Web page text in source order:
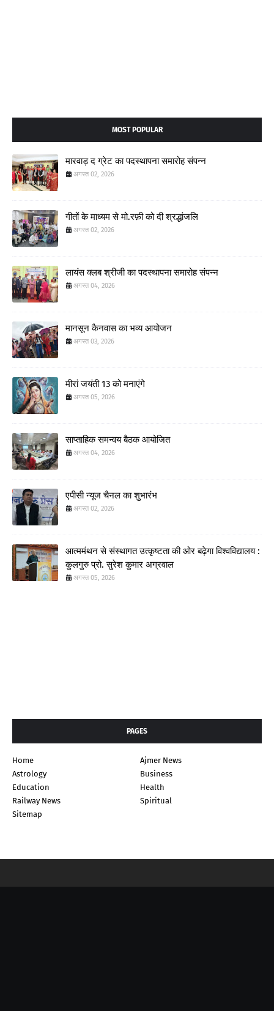
MOST POPULAR
मारवाड़ द ग्रेट का पदस्थापना समारोह संपन्न
अगस्त 02, 2026
गीतों के माध्यम से मो.रफ़ी को दी श्रद्धांजलि
अगस्त 02, 2026
लायंस क्लब श्रीजी का पदस्थापना समारोह संपन्न
अगस्त 04, 2026
मानसून कैनवास का भव्य आयोजन
अगस्त 03, 2026
मीरां जयंती 13 को मनाएंगे
अगस्त 05, 2026
साप्ताहिक समन्वय बैठक आयोजित
अगस्त 04, 2026
एपीसी न्यूज चैनल का शुभारंभ
अगस्त 02, 2026
आत्ममंथन से संस्थागत उत्कृष्टता की ओर बढ़ेगा विश्वविद्यालय :
कुलगुरु प्रो. सुरेश कुमार अग्रवाल
अगस्त 05, 2026
PAGES
Home
Ajmer News
Astrology
Business
Education
Health
Railway News
Spiritual
Sitemap